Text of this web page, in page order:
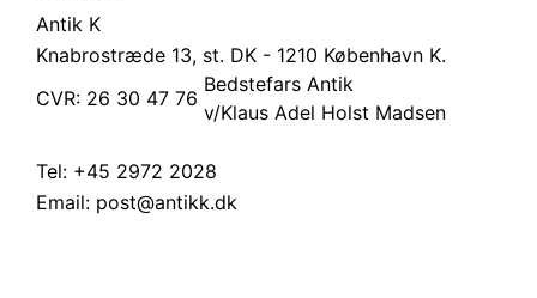
Antik K
Knabrostræde 13, st. DK - 1210 København K.
CVR: 26 30 47 76
Bedstefars Antik
v/Klaus Adel Holst Madsen
Tel: +45 2972 2028
Email: post@antikk.dk